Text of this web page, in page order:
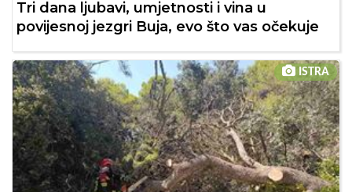
Tri dana ljubavi, umjetnosti i vina u
povijesnoj jezgri Buja, evo što vas očekuje
ISTRA